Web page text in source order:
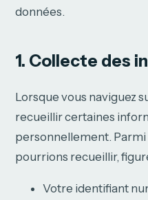
données.
1. Collecte des
Lorsque vous naviguez
recueillir certaines
personnellement. Parmi
pourrions recueillir,
Votre identifiant